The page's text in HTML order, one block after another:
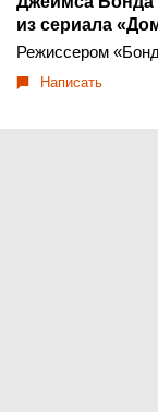
из сериала
Режиссером
Написать